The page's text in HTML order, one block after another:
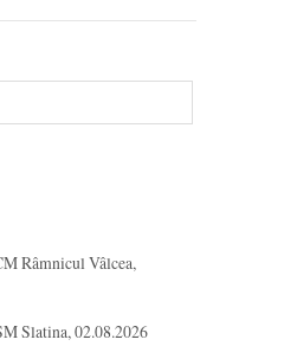
Râmnicul Vâlcea,
Slatina, 02.08.2026